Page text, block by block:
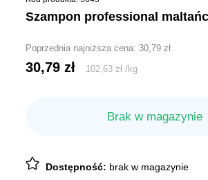
szampon professional
Poprzednia najniższa cena:30,79zł.
30,79zł 102,63zł /kg
Brak w magazynie
Dostępność: brak w magazynie